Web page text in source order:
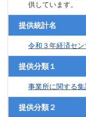
供しています。
提供統計名
令和３年経済セン
提供分類１
事業所に関する集
提供分類２